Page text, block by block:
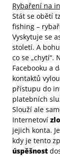
Rybaření na
Stát se obětí
fishing –
Vyskytuje se
století. A
co se „chytí“.
Facebooku a
kontaktů
přístupu do
platebních
Slouží ale
Internetoví
jejich konta.
kdy je tento
úspěšnost